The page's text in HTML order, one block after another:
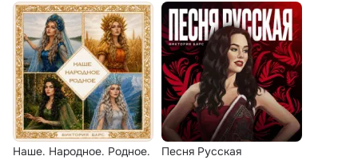
Наше. Народное. Родное. Песня Русская